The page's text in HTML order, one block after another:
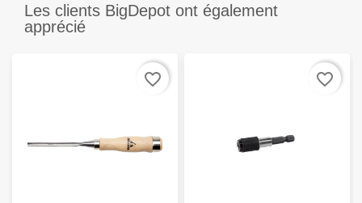
Les clients BigDepot ont également
apprécié
favorite_border favorite_border